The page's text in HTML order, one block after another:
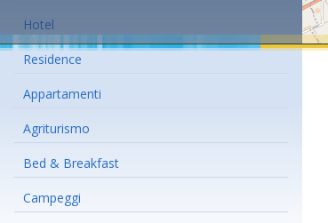
Hotel
Residence
Appartamenti
Agriturismo
Bed & Breakfast
Campeggi